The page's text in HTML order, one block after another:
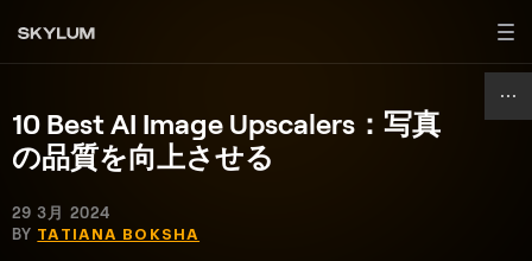
10 Best AI Image Upscalers：写真
の品質を向上させる
29 3月 2024
BY TATIANA BOKSHA